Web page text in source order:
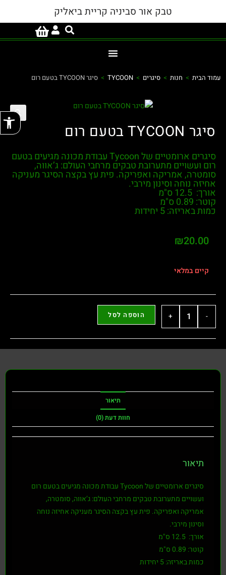
טבק אור סביניה קריית ביאליק
עמוד הבית > חנות > סיגרים >
TYCOON
> סיגר TYCOON בטעם רום
סיגר TYCOON בטעם רום
סיגרים ארומטיים של Tycoon עבודת מכונה מגיעים בטעם
רום ועשויים מתערובת טבקים מרחבי העולם: ג’אווה,
סומטרה, אמריקה ואפריקה. פית עץ בקצה הסיגר מעניקה
אחיזה נוחה וסינון מירבי.
אורך: 12.5 ס"מ
קוטר: 0.89 ס"מ
כמות באריזה: 5 יחידות
₪20.00
קיים במלאי
-
+ הוספה לסל
תיאור
חוות דעת (0)
תיאור
סיגרים ארומטיים של Tycoon עבודת מכונה מגיעים בטעם רום
ועשויים מתערובת טבקים מרחבי העולם: ג’אווה, סומטרה,
אמריקה ואפריקה. פית עץ בקצה הסיגר מעניקה אחיזה נוחה
וסינון מירבי.
אורך: 12.5 ס"מ
קוטר: 0.89 ס"מ
כמות באריזה: 5 יחידות